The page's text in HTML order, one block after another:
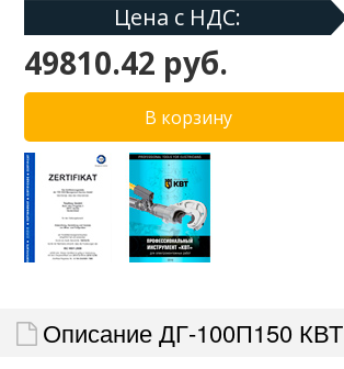
Цена с НДС:
49810.42 руб.
Описание ДГ-100П150 КВТ